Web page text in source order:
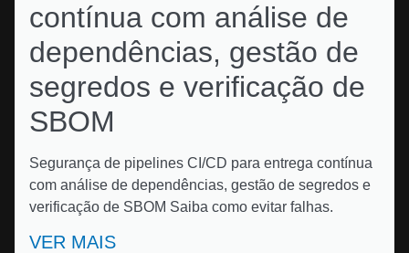
contínua com análise de
dependências, gestão de
segredos e verificação de
SBOM
Segurança de pipelines CI/CD para entrega contínua
com análise de dependências, gestão de segredos e
verificação de SBOM Saiba como evitar falhas.
VER MAIS